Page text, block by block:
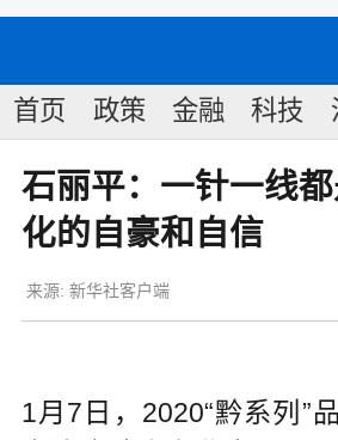
首页 政策 金融 科技
石丽平：一针一线
化的自豪和自信
来源: 新华社客户端
1月7日，2020“黔系列”